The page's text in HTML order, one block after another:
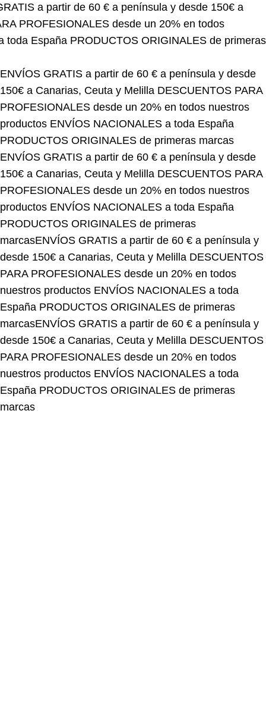
desde un 20% en todos nuestros
ORIGINALES de primeras marcas
ENVÍOS GRATIS a partir de 60 € a península y desde
PROFESIONALES desde un 20% en todos nuestros
productosENVÍOS NACIONALES a toda España
PRODUCTOS ORIGINALES de primeras marcas
ENVÍOS GRATIS a partir de 60 € a península y desde
150€ a Canarias, Ceuta y Melilla DESCUENTOS PARA
PROFESIONALES desde un 20% en todos nuestros
productosENVÍOS NACIONALES a toda España
PRODUCTOS ORIGINALES de primeras
marcasENVÍOS GRATIS a partir de 60 € a península y
desde 150€ a Canarias, Ceuta y MelillaDESCUENTOS
PARA PROFESIONALES desde un 20% en todos
nuestros productosENVÍOS NACIONALES a toda
EspañaPRODUCTOS ORIGINALES de primeras
marcasENVÍOS GRATIS a partir de 60 € a península y
desde 150€ a Canarias, Ceuta y MelillaDESCUENTOS
PARA PROFESIONALES desde un 20% en todos
nuestros productosENVÍOS NACIONALES a toda
EspañaPRODUCTOS ORIGINALES de primeras
marcas